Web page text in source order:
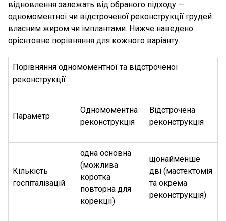
відновлення залежать від обраного підходу —
одномоментної чи відстроченої реконструкції грудей
власним жиром чи імплантами. Нижче наведено
орієнтовне порівняння для кожного варіанту.
Порівняння одномоментної та відстроченої
реконструкції
Параметр
Одномоментна
реконструкція
Відстрочена
реконструкція
Кількість
госпіталізацій
одна основна
(можлива
коротка
повторна для
корекції)
щонайменше
дві (мастектомія
та окрема
реконструкція)